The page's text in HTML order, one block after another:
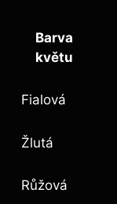
Barva
květu
Fialová
Žlutá
Růžová